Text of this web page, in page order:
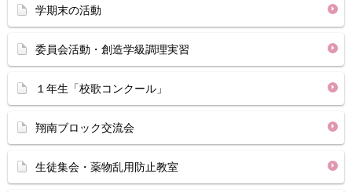
学期末の活動
委員会活動・創造学級調理実習
１年生「校歌コンクール」
翔南ブロック交流会
生徒集会・薬物乱用防止教室